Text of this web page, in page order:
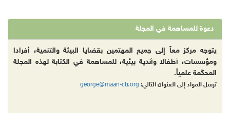
دعوة للمساهمة في المجلة
يتوجه مركز معاً إلى جميع المهتمين بقضايا البيئة والتنمية، أفرادا
ومؤسسات، أطفالا وأندية بيئية، للمساهمة في الكتابة لهذه المجلة
المحكّمة علمياً.
ترسل المواد إلى العنوان التالي: george@maan-ctr.org